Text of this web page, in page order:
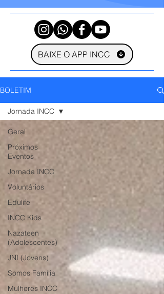
BAIXE O APP INCC
BOLETIM
Geral
Próximos
Eventos
Jornada INCC
Voluntários
Edulife
INCC Kids
Nazateen
(Adolescentes)
JNI (Jovens)
Somos Família
Mulheres INCC
Jornada INCC